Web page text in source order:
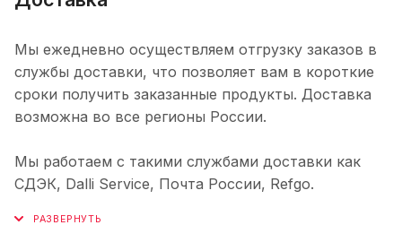
Мы ежедневно осуществляем отгрузку заказов в
службы доставки, что позволяет вам в короткие
сроки получить заказанные продукты. Доставка
возможна во все регионы России.
Мы работаем с такими службами доставки как
СДЭК, Dalli Service, Почта России, Refgo.